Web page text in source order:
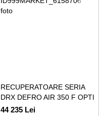
RECUPERATOARE SERIA
DRX DEFRO AIR 350 F OPTI
44 235 Lei